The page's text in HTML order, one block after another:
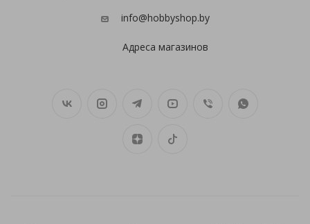
info@hobbyshop.by
Адреса магазинов